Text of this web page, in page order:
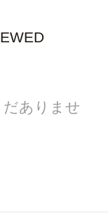
ありませ